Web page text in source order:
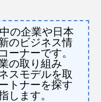
の企業や日本
のビジネス情
ーナーです。
の取り組み
スモデルを取
トナーを探す
します。